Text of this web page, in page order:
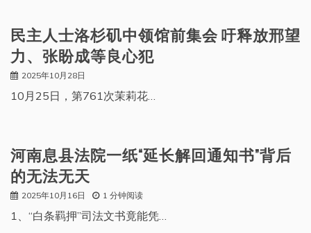
民主人士洛杉矶中领馆前集会 吁释放邢望
力、张盼成等良心犯
2025年10月28日
10月25日，第761次茉莉花…
河南息县法院一纸“延长解回通知书”背后
的无法无天
2025年10月16日 1 分钟阅读
1、“白条羁押”司法文书竟能凭…